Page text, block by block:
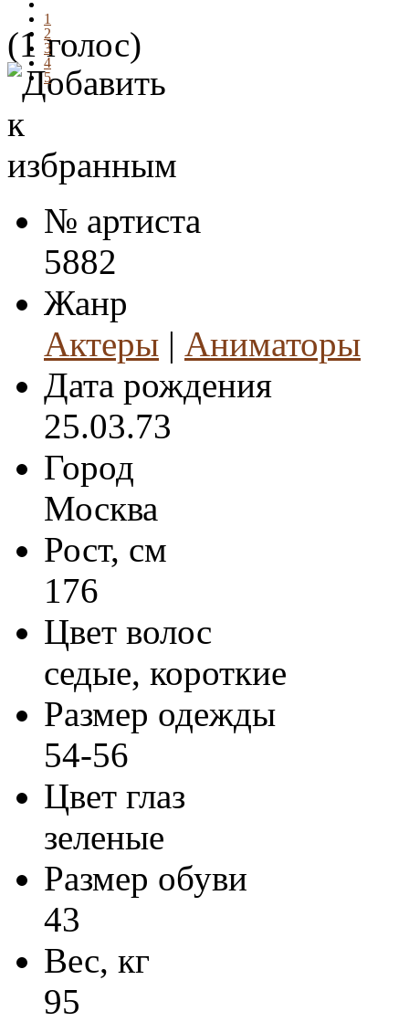
1
2
3
4
5
(1 голос)
№ артиста
5882
Жанр
Актеры | Аниматоры
Дата рождения
25.03.73
Город
Москва
Рост, см
176
Цвет волос
седые, короткие
Размер одежды
54-56
Цвет глаз
зеленые
Размер обуви
43
Вес, кг
95